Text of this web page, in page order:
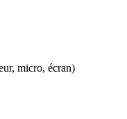
micro, écran)